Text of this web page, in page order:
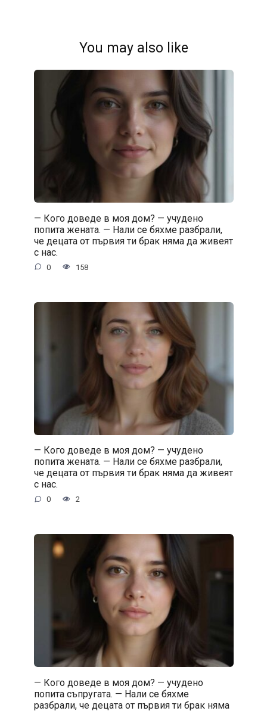
You may also like
— Кого доведе в моя дом? — учудено
попита жената. — Нали се бяхме разбрали,
че децата от първия ти брак няма да живеят
с нас.
0 158
— Кого доведе в моя дом? — учудено
попита жената. — Нали се бяхме разбрали,
че децата от първия ти брак няма да живеят
с нас.
0 2
— Кого доведе в моя дом? — учудено
попита съпругата. — Нали се бяхме
разбрали, че децата от първия ти брак няма